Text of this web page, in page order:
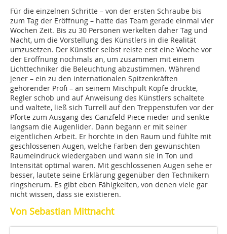
Für die einzelnen Schritte – von der ersten Schraube bis
zum Tag der Eröffnung – hatte das Team gerade einmal vier
Wochen Zeit. Bis zu 30 Personen werkelten daher Tag und
Nacht, um die Vorstellung des Künstlers in die Realität
umzusetzen. Der Künstler selbst reiste erst eine Woche vor
der Eröffnung nochmals an, um zusammen mit einem
Lichttechniker die Beleuchtung abzustimmen. Während
jener – ein zu den internationalen Spitzenkräften
gehörender Profi – an seinem Mischpult Köpfe drückte,
Regler schob und auf Anweisung des Künstlers schaltete
und waltete, ließ sich Turrell auf den Treppenstufen vor der
Pforte zum Ausgang des Ganzfeld Piece nieder und senkte
langsam die Augenlider. Dann begann er mit seiner
eigentlichen Arbeit. Er horchte in den Raum und fühlte mit
geschlossenen Augen, welche Farben den gewünschten
Raumeindruck wiedergaben und wann sie in Ton und
Intensität optimal waren. Mit geschlossenen Augen sehe er
besser, lautete seine Erklärung gegenüber den Technikern
ringsherum. Es gibt eben Fähigkeiten, von denen viele gar
nicht wissen, dass sie existieren.
Von Sebastian Mittnacht